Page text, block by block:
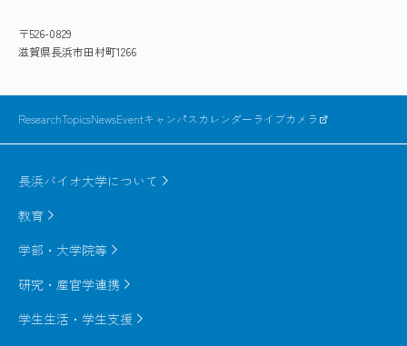
〒526-0829
滋賀県長浜市田村町1266
ResearchTopicsNewsEventキャンパスカレンダーライブカメラ
長浜バイオ大学について
研究・産官学連携
教育
学生生活・学生支援
学部・大学院等